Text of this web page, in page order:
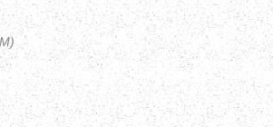
)